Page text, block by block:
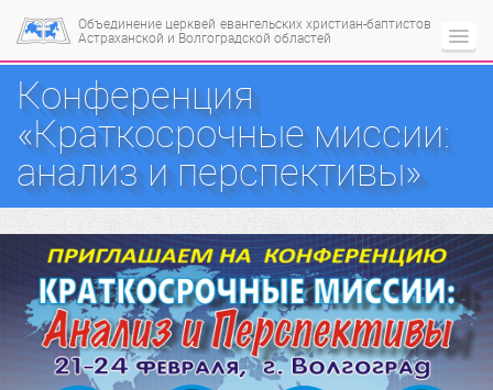
Объединение церквей евангельских христиан-баптистов
Астраханской и Волгоградской областей
Конференция
«Краткосрочные миссии:
анализ и перспективы»